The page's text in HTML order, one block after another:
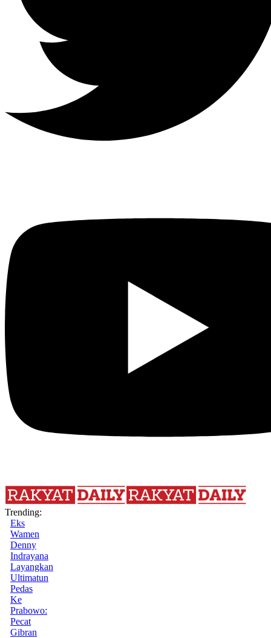
Trending:
Eks
Wamen
Denny
Indrayana
Layangkan
Ultimatun
Pedas
Ke
Prabowo:
Pecat
Gibran